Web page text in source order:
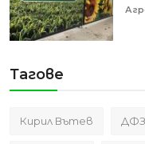
Тагове
Кирил Вътев ДФЗ